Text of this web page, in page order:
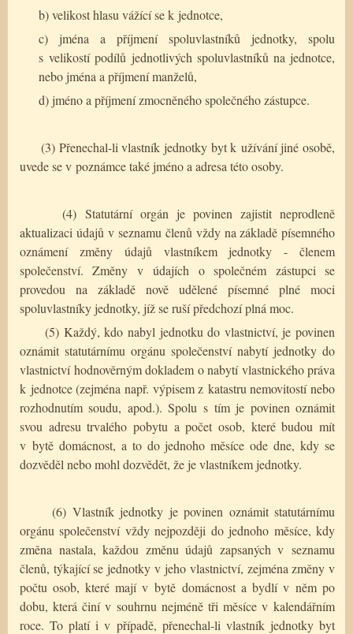
b) velikost hlasu vážící se k jednotce,
c) jména a příjmení spoluvlastníků jednotky, spolu
s velikostí podílů jednotlivých spoluvlastníků na jednotce,
nebo jména a příjmení manželů,
d) jméno a příjmení zmocněného společného zástupce.
(3) Přenechal-li vlastník jednotky byt k užívání jiné osobě,
uvede se v poznámce také jméno a adresa této osoby.
(4) Statutární orgán je povinen zajistit neprodleně
aktualizaci údajů v seznamu členů vždy na základě písemného
oznámení změny údajů vlastníkem jednotky - členem
společenství. Změny v údajích o společném zástupci se
provedou na základě nově udělené písemné plné moci
spoluvlastníky jednotky, jíž se ruší předchozí plná moc.
(5) Každý, kdo nabyl jednotku do vlastnictví, je povinen
oznámit statutárnímu orgánu společenství nabytí jednotky do
vlastnictví hodnověrným dokladem o nabytí vlastnického práva
k jednotce (zejména např. výpisem z katastru nemovitostí nebo
rozhodnutím soudu, apod.). Spolu s tím je povinen oznámit
svou adresu trvalého pobytu a počet osob, které budou mít
v bytě domácnost, a to do jednoho měsíce ode dne, kdy se
dozvěděl nebo mohl dozvědět, že je vlastníkem jednotky.
(6) Vlastník jednotky je povinen oznámit statutárnímu
orgánu společenství vždy nejpozději do jednoho měsíce, kdy
změna nastala, každou změnu údajů zapsaných v seznamu
členů, týkající se jednotky v jeho vlastnictví, zejména změny v
počtu osob, které mají v bytě domácnost a bydlí v něm po
dobu, která činí v souhrnu nejméně tři měsíce v kalendářním
roce. To platí i v případě, přenechal-li vlastník jednotky byt